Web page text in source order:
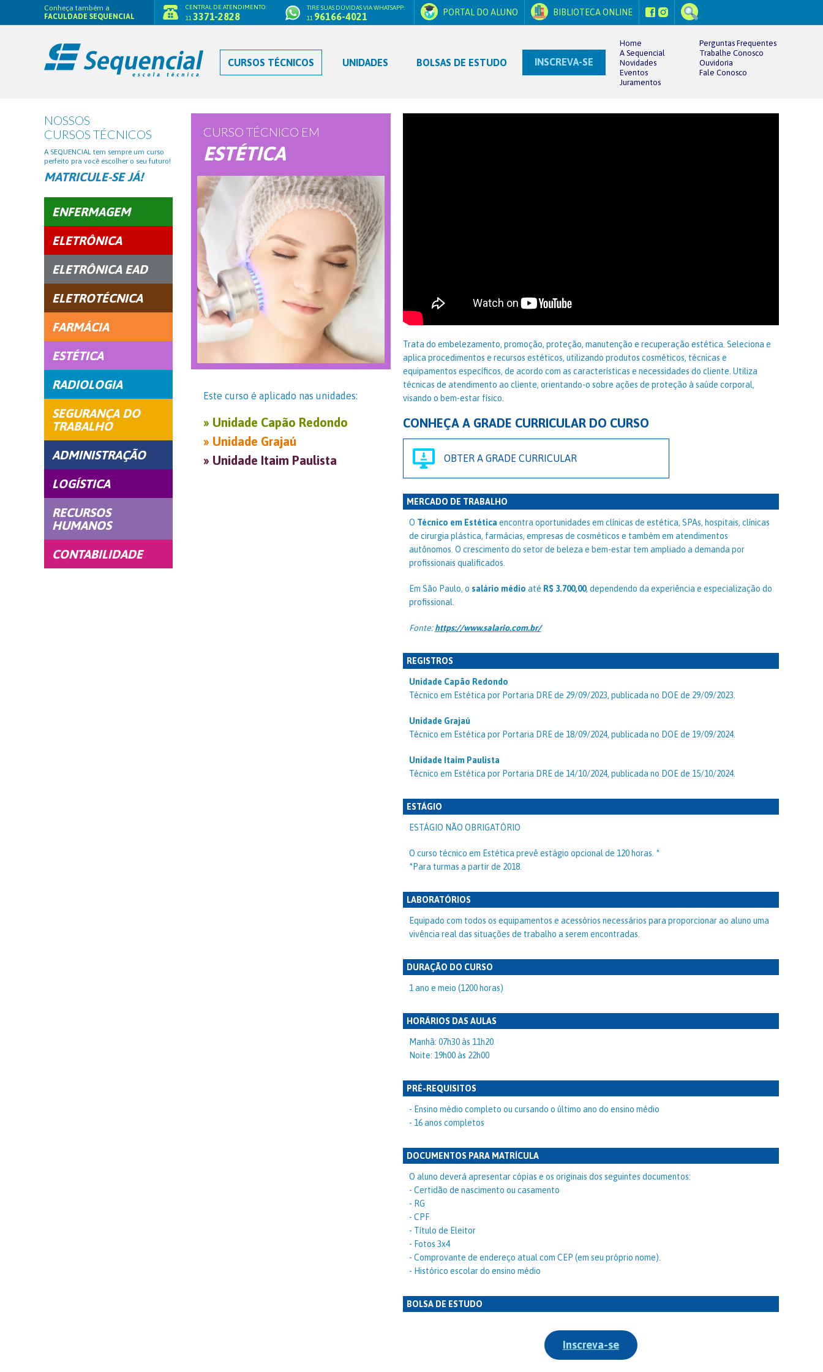
Conheça também a
FACULDADE SEQUENCIAL
CENTRAL DE ATENDIMENTO:
11 3371-2828
TIRE SUAS DÚVIDAS VIA WHATSAPP:
11 96166-4021 PORTAL DO ALUNO BIBLIOTECA ONLINE
CURSOS TÉCNICOS UNIDADES BOLSAS DE ESTUDO INSCREVA-SE
Home
A Sequencial
Novidades
Eventos
Juramentos
Perguntas Frequentes
Trabalhe Conosco
Ouvidoria
Fale Conosco
NOSSOS
CURSOS TÉCNICOS
A SEQUENCIAL tem sempre um curso
perfeito pra você escolher o seu futuro!
MATRICULE-SE JÁ!
ENFERMAGEM
ELETRÔNICA
ELETRÔNICA EAD
ELETROTÉCNICA
FARMÁCIA
ESTÉTICA
RADIOLOGIA
SEGURANÇA DO
TRABALHO
ADMINISTRAÇÃO
LOGÍSTICA
RECURSOS
HUMANOS
CONTABILIDADE
CURSO TÉCNICO EM
ESTÉTICA
Este curso é aplicado nas unidades:
» Unidade Capão Redondo
» Unidade Grajaú
» Unidade Itaim Paulista
Trata do embelezamento, promoção, proteção, manutenção e recuperação estética. Seleciona e
aplica procedimentos e recursos estéticos, utilizando produtos cosméticos, técnicas e
equipamentos específicos, de acordo com as características e necessidades do cliente. Utiliza
técnicas de atendimento ao cliente, orientando-o sobre ações de proteção à saúde corporal,
visando o bem-estar físico.
CONHEÇA A GRADE CURRICULAR DO CURSO
OBTER A GRADE CURRICULAR
MERCADO DE TRABALHO
O Técnico em Estética encontra oportunidades em clínicas de estética, SPAs, hospitais, clínicas
de cirurgia plástica, farmácias, empresas de cosméticos e também em atendimentos
autônomos. O crescimento do setor de beleza e bem-estar tem ampliado a demanda por
profissionais qualificados.
Em São Paulo, o salário médio até R$ 3.700,00, dependendo da experiência e especialização do
profissional.
Fonte:https://www.salario.com.br/
REGISTROS
Unidade Capão Redondo
Técnico em Estética por Portaria DRE de 29/09/2023, publicada no DOE de 29/09/2023.
Unidade Grajaú
Técnico em Estética por Portaria DRE de 18/09/2024, publicada no DOE de 19/09/2024.
Unidade Itaim Paulista
Técnico em Estética por Portaria DRE de 14/10/2024, publicada no DOE de 15/10/2024.
ESTÁGIO
ESTÁGIO NÃO OBRIGATÓRIO
O curso técnico em Estética prevê estágio opcional de 120 horas. *
*Para turmas a partir de 2018.
LABORATÓRIOS
Equipado com todos os equipamentos e acessórios necessários para proporcionar ao aluno uma
vivência real das situações de trabalho a serem encontradas.
DURAÇÃO DO CURSO
1 ano e meio (1200 horas)
HORÁRIOS DAS AULAS
Manhã: 07h30 às 11h20
Noite: 19h00 às 22h00
PRÉ-REQUISITOS
- Ensino médio completo ou cursando o último ano do ensino médio
- 16 anos completos
DOCUMENTOS PARA MATRÍCULA
O aluno deverá apresentar cópias e os originais dos seguintes documentos:
- Certidão de nascimento ou casamento
- RG
- CPF
- Título de Eleitor
- Fotos 3x4
- Comprovante de endereço atual com CEP (em seu próprio nome).
- Histórico escolar do ensino médio
BOLSA DE ESTUDO
Inscreva-se